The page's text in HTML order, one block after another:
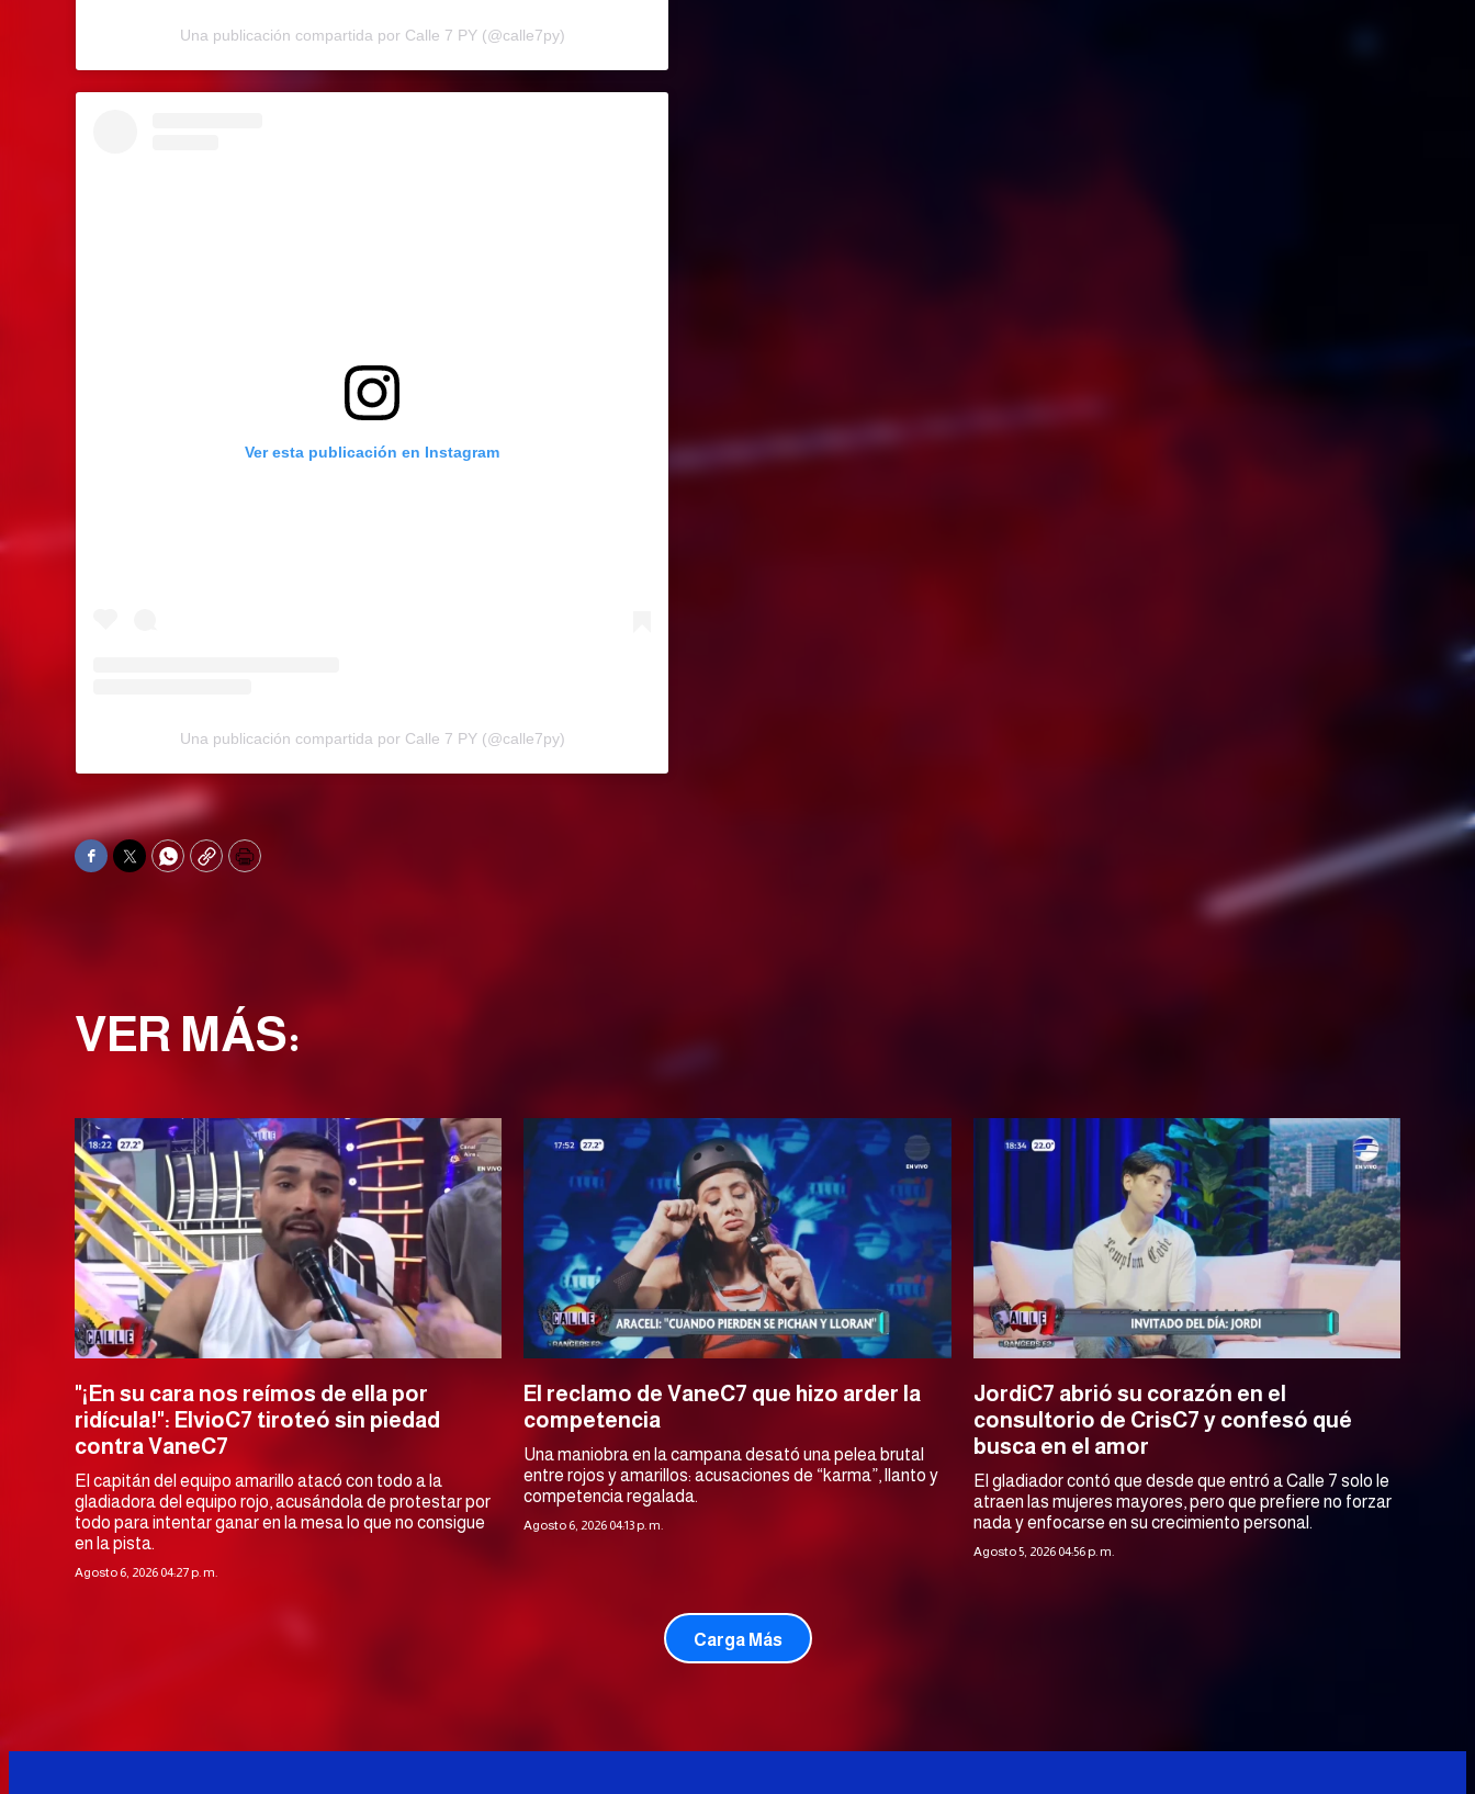
Una publicación compartida por Calle 7 PY (@calle7py)
Ver esta publicación en Instagram
Una publicación compartida por Calle 7 PY (@calle7py)
Facebook
TwitterWhatsApp
CopyPrint
VER MÁS:
"¡En su cara nos reímos de ella por
ridícula!": ElvioC7 tiroteó sin piedad
contra VaneC7
El capitán del equipo amarillo atacó con todo a la
gladiadora del equipo rojo, acusándola de protestar por
todo para intentar ganar en la mesa lo que no consigue
en la pista.
Agosto 6, 2026 04:27 p. m.
El reclamo de VaneC7 que hizo arder la
competencia
Una maniobra en la campana desató una pelea brutal
entre rojos y amarillos: acusaciones de “karma”, llanto y
competencia regalada.
Agosto 6, 2026 04:13 p. m.
JordiC7 abrió su corazón en el
consultorio de CrisC7 y confesó qué
busca en el amor
El gladiador contó que desde que entró a Calle 7 solo le
atraen las mujeres mayores, pero que prefiere no forzar
nada y enfocarse en su crecimiento personal.
Agosto 5, 2026 04:56 p. m.
Carga Más